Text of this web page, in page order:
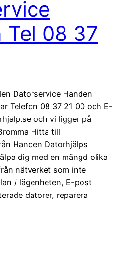
Tel 08 37
Datorservice Handen
Telefon 08 37 21 00 och E-
och vi ligger på
Hitta till
Handen Datorhjälps
dig med en mängd olika
nätverket som inte
/ lägenheten, E-post
datorer, reparera